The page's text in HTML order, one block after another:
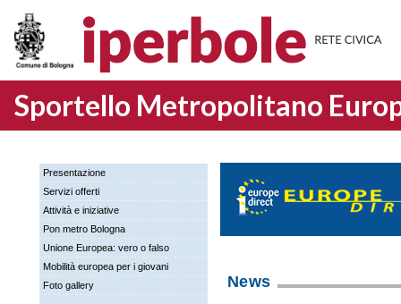
Sportello Metropolitano
Presentazione
Servizi offerti
Attività e iniziative
Pon metro Bologna
Unione Europea: vero o falso
Mobilità europea per i giovani
Foto gallery
News